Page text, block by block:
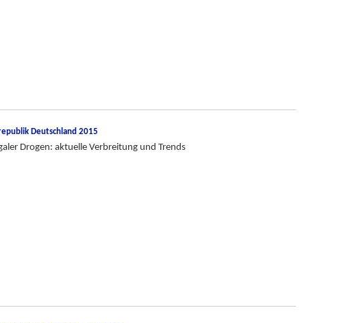
Deutschland 2015
Drogen: aktuelle Verbreitung und Trends